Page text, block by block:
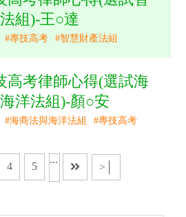
組)-王○達
#專技高考 #智慧財產法組
高考律師心得(選試海
洋法組)-顏○安
#海商法與海洋法組 #專技高考
4 5
...
>│